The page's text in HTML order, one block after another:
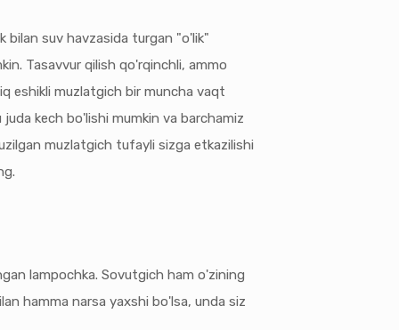
bilan suv havzasida turgan "o'lik"
Tasavvur qilish qo'rqinchli, ammo
eshikli muzlatgich bir muncha vaqt
kech bo'lishi mumkin va barchamiz
muzlatgich tufayli sizga etkazilishi
lampochka. Sovutgich ham o'zining
hamma narsa yaxshi bo'lsa, unda siz